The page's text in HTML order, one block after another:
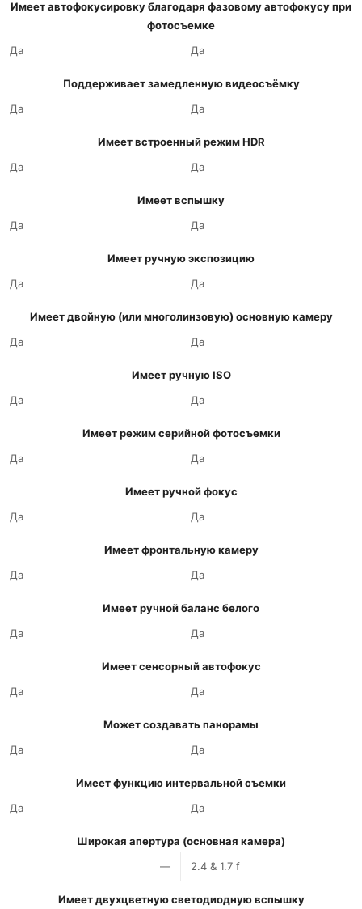
Имеет автофокусировку благодаря фазовому автофокусу при
фотосъемке
Да
Да
Поддерживает замедленную видеосъёмку
Да
Да
Имеет встроенный режим HDR
Да
Да
Имеет вспышку
Да
Да
Имеет ручную экспозицию
Да
Да
Имеет двойную (или многолинзовую) основную камеру
Да
Да
Имеет ручную ISO
Да
Да
Имеет режим серийной фотосъемки
Да
Да
Имеет ручной фокус
Да
Да
Имеет фронтальную камеру
Да
Да
Имеет ручной баланс белого
Да
Да
Имеет сенсорный автофокус
Да
Да
Может создавать панорамы
Да
Да
Имеет функцию интервальной съемки
Да
Да
Широкая апертура (основная камера)
—
2.4 & 1.7 f
Имеет двухцветную светодиодную вспышку